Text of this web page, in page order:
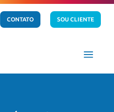
CONTATO SOU CLIENTE
a